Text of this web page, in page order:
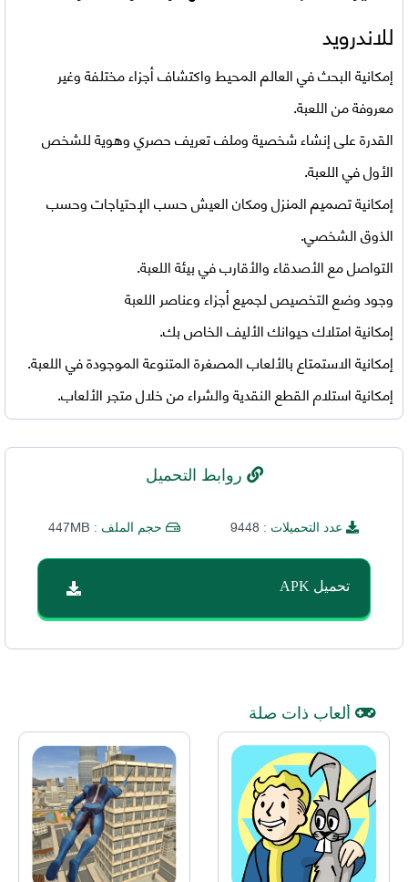
للاندرويد
إمكانية البحث في العالم المحيط واكتشاف أجزاء مختلفة وغير
معروفة من اللعبة.
القدرة على إنشاء شخصية وملف تعريف حصري وهوية للشخص
الأول في اللعبة.
إمكانية تصميم المنزل ومكان العيش حسب الإحتياجات وحسب
الذوق الشخصي.
التواصل مع الأصدقاء والأقارب في بيئة اللعبة.
وجود وضع التخصيص لجميع أجزاء وعناصر اللعبة
إمكانية امتلاك حيوانك الأليف الخاص بك.
إمكانية الاستمتاع بالألعاب المصغرة المتنوعة الموجودة في اللعبة.
إمكانية استلام القطع النقدية والشراء من خلال متجر الألعاب.
روابط التحميل
عدد التحميلات :9448 حجم الملف : 447MB
تحميل APK
ألعاب ذات صلة